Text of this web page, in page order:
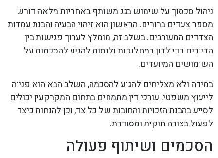
ניהול סכסוך על שימוש בגג משותף באחריות מלאה דורש
מספר צעדים ברורים. הראשון הוא זיהוי הבעיה והבנת עמדות
הצדדים המעורבים. בשלב זה, מומלץ לערוך פגישות בין
הדיירים כדי לדון במחלוקות ולנסות להגיע להסכמות על
השימושים המיועדים.
במידה ולא מצליחים להגיע להסכמה, השלב הבא הוא פנייה
לייעוץ משפטי. עורכי דין מתמחים בתחום המקרקעין יכולים
לסייע בהבנת הזכויות והחובות של כל צד, וכן להנחות כיצד
לפעול בצורה חוקית ומסודרת.
הסכמים ושיתוף פעולה